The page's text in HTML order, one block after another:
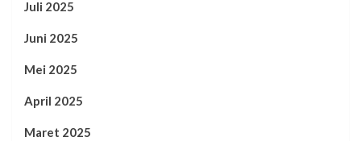
Juli 2025
Juni 2025
Mei 2025
April 2025
Maret 2025